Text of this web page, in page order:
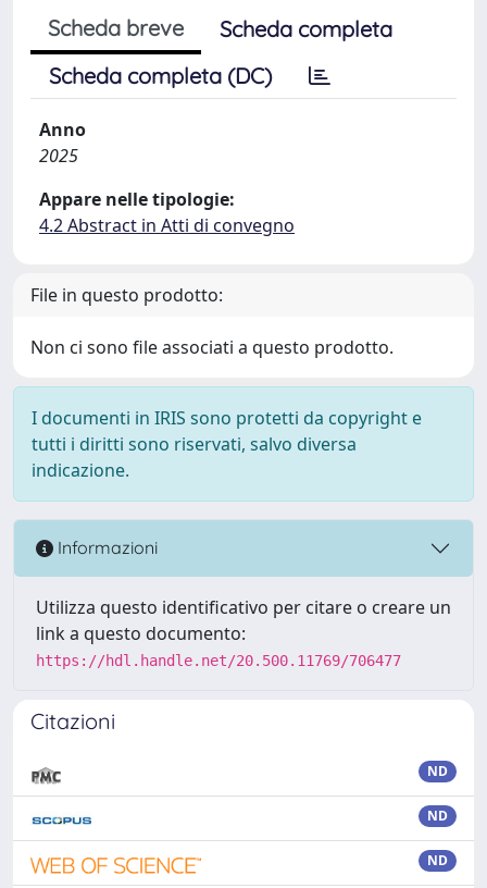
Scheda breve
Scheda completa
Scheda completa (DC)
Anno
2025
Appare nelle tipologie:
4.2 Abstract in Atti di convegno
File in questo prodotto:
Non ci sono file associati a questo prodotto.
I documenti in IRIS sono protetti da copyright e
tutti i diritti sono riservati, salvo diversa
indicazione.
Informazioni
Utilizza questo identificativo per citare o creare un
link a questo documento:
https://hdl.handle.net/20.500.11769/706477
Citazioni
ND
ND
ND